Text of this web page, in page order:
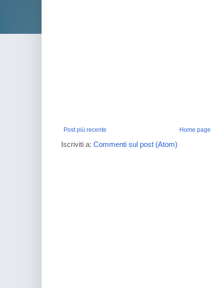
Post più recente Home page
Iscriviti a: Commenti sul post (Atom)